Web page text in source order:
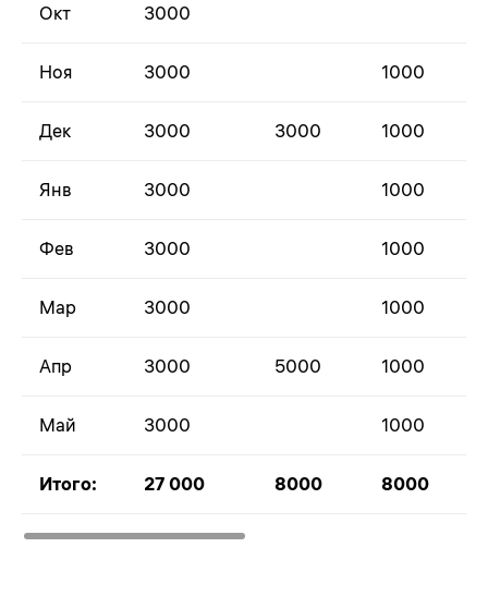
Окт 3000
Ноя 3000 1000
Дек 3000 3000 1000
Янв 3000 1000
Фев 3000 1000
Мар 3000 1000
Апр 3000 5000 1000
Май 3000 1000
Итого: 27 000 8000 8000